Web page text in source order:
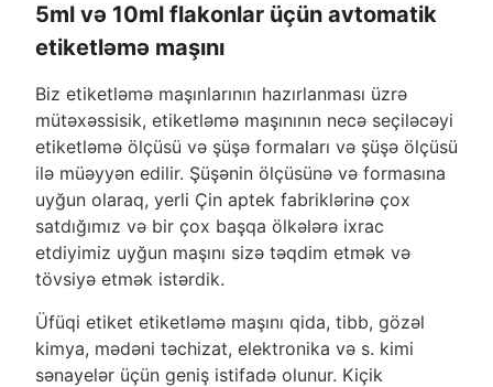
5ml və 10ml flakonlar üçün avtomatik
etiketləmə maşını
Biz etiketləmə maşınlarının hazırlanması üzrə
mütəxəssisik, etiketləmə maşınının necə seçiləcəyi
etiketləmə ölçüsü və şüşə formaları və şüşə ölçüsü
ilə müəyyən edilir. Şüşənin ölçüsünə və formasına
uyğun olaraq, yerli Çin aptek fabriklərinə çox
satdığımız və bir çox başqa ölkələrə ixrac
etdiyimiz uyğun maşını sizə təqdim etmək və
tövsiyə etmək istərdik.
Üfüqi etiket etiketləmə maşını qida, tibb, gözəl
kimya, mədəni təchizat, elektronika və s. kimi
sənayelər üçün geniş istifadə olunur. Kiçik